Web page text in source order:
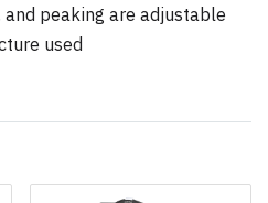
peaking are adjustable
used